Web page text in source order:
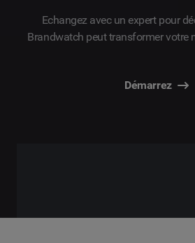
Echangez avec un expert pour
Brandwatch peut transformer votre
Démarrez